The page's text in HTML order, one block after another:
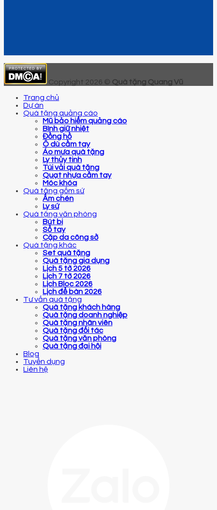
Copyright 2026 © Quà tặng Quang Vũ
Trang chủ
Dự án
Quà tặng quảng cáo
Mũ bảo hiểm quảng cáo
Bình giữ nhiệt
Đồng hồ
Ô dù cầm tay
Áo mưa quà tặng
Ly thủy tinh
Túi vải quà tặng
Quạt nhựa cầm tay
Móc khóa
Quà tặng gốm sứ
Ấm chén
Ly sứ
Quà tặng văn phòng
Bút bi
Sổ tay
Cặp da công sở
Quà tặng khác
Set quà tặng
Quà tặng gia dụng
Lịch 5 tờ 2026
Lịch 7 tờ 2026
Lịch Bloc 2026
Lịch để bàn 2026
Tư vấn quà tặng
Quà tặng khách hàng
Quà tặng doanh nghiệp
Quà tặng nhân viên
Quà tặng đối tác
Quà tặng văn phòng
Quà tặng đại hội
Blog
Tuyển dụng
Liên hệ